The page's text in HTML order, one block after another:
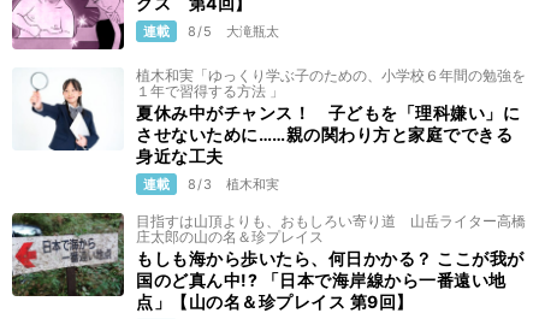
連載 8/5 大滝瓶太
植木和実「ゆっくり学ぶ子のための、小学校６年間の勉強を
１年で習得する方法 」
夏休み中がチャンス！ 子どもを「理科嫌い」に
させないために……親の関わり方と家庭でできる
身近な工夫
連載 8/3 植木和実
目指すは山頂よりも、おもしろい寄り道 山岳ライター高橋
庄太郎の山の名＆珍プレイス
もしも海から歩いたら、何日かかる？ ここが我が
国のど真ん中!? 「日本で海岸線から一番遠い地
点」【山の名＆珍プレイス 第9回】